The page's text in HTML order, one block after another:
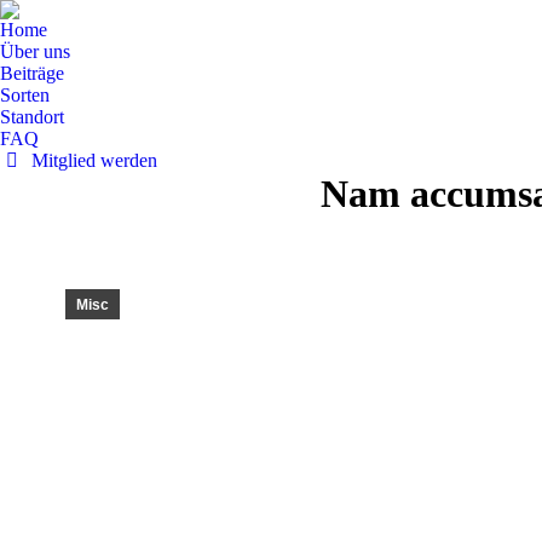
Home
Über uns
Beiträge
Sorten
Standort
FAQ
Mitglied werden
Nam
Misc